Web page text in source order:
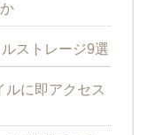
ストレージ9選
ルに即アクセス